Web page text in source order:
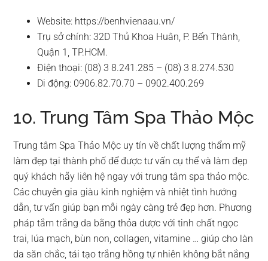
Website: https://benhvienaau.vn/
Trụ sở chính: 32D Thủ Khoa Huân, P. Bến Thành,
Quận 1, TP.HCM.
Điện thoại: (08) 3 8.241.285 – (08) 3 8.274.530
Di động: 0906.82.70.70 – 0902.400.269
10. Trung Tâm Spa Thảo Mộc
Trung tâm Spa Thảo Mộc uy tín về chất lượng thẩm mỹ
làm đẹp tại thành phố để được tư vấn cụ thể và làm đẹp
quý khách hãy liên hệ ngay với trung tâm spa thảo mộc.
Các chuyên gia giàu kinh nghiệm và nhiệt tình hướng
dẫn, tư vấn giúp bạn mỗi ngày càng trẻ đẹp hơn. Phương
pháp tắm trắng da bằng thỏa dược với tinh chất ngọc
trai, lúa mạch, bùn non, collagen, vitamine … giúp cho làn
da săn chắc, tái tạo trắng hồng tự nhiên không bắt nắng